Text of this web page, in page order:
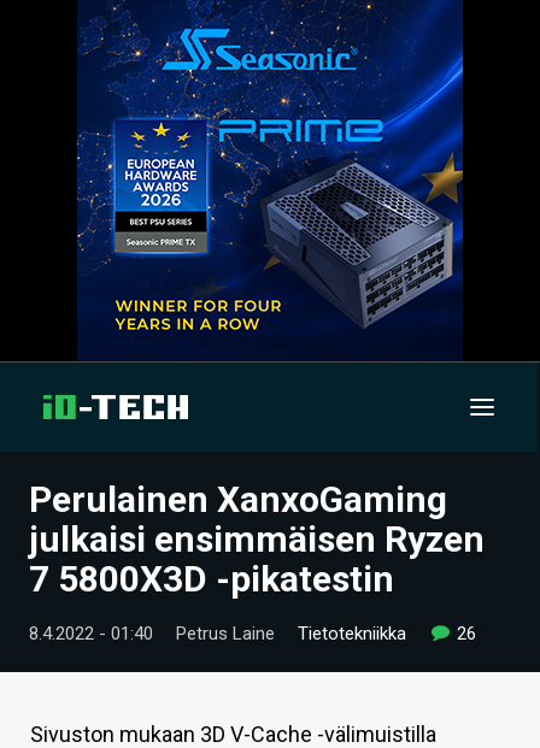
UUTISET
ARTIKKELIT
VIDEOT
TECHBBS
TIETOA
Perulainen XanxoGaming
julkaisi ensimmäisen Ryzen
7 5800X3D -pikatestin
8.4.2022 - 01:40 Petrus Laine Tietotekniikka 26
Sivuston mukaan 3D V-Cache -välimuistilla